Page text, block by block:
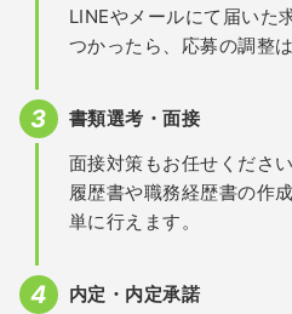
LINEやメールにて届いた
つかったら、応募の調整
書類選考・面接
面接対策もお任せください
履歴書や職務経歴書の作
単に行えます。
内定・内定承諾